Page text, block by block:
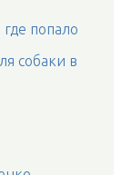
попало
собаки в